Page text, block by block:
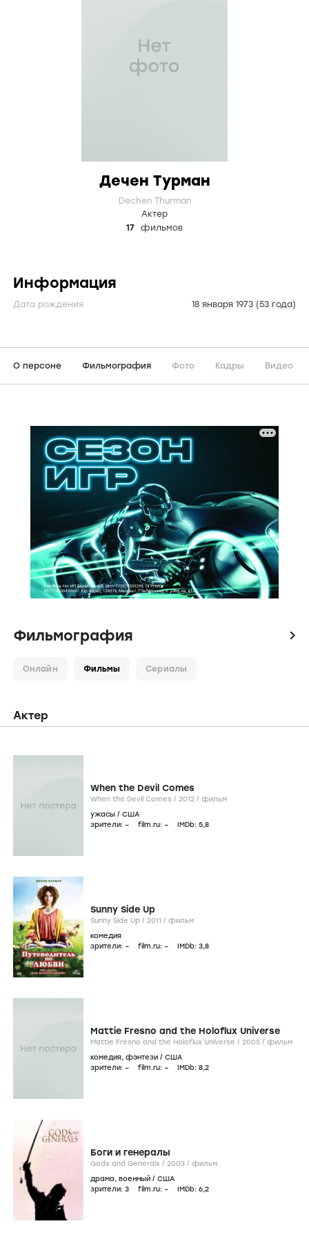
Дечен Турман
Dechen Thurman
Актер
17
фильмов
Информация
Дата рождения 18 января 1973 (53 года)
О персоне Фильмография Фото Кадры Видео
Фильмография icon
Онлайн Фильмы Сериалы
Актер
When the Devil Comes
When the Devil Comes / 2012 / фильм
ужасы / США
зрители: – film.ru: – IMDb: 5,8
Sunny Side Up
Sunny Side Up / 2011 / фильм
комедия
зрители: – film.ru: – IMDb: 3,8
Mattie Fresno and the Holoflux Universe
Mattie Fresno and the Holoflux Universe / 2005 / фильм
комедия, фэнтези / США
зрители: – film.ru: – IMDb: 8,2
Боги и генералы
Gods and Generals / 2003 / фильм
драма, военный / США
зрители: 3 film.ru: – IMDb: 6,2